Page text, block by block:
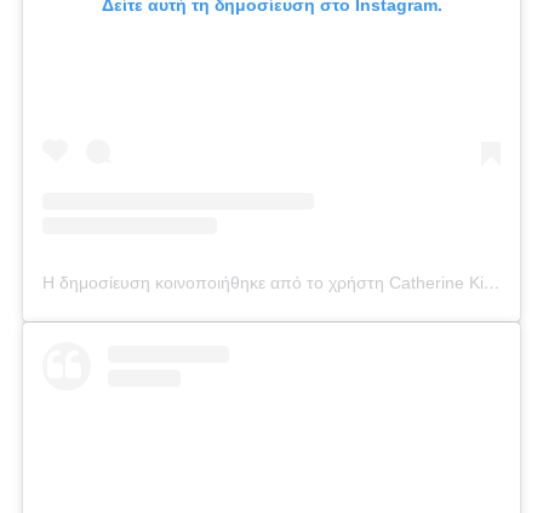
Δείτε αυτή τη δημοσίευση στο Instagram.
Η δημοσίευση κοινοποιήθηκε από το χρήστη Catherine Kikilia (@catherine_kikilia)